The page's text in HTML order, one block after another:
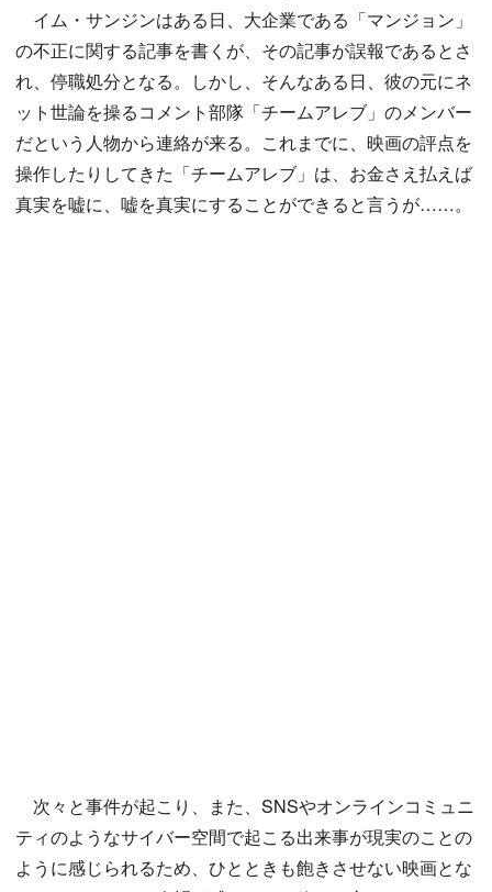
イム・サンジンはある日、大企業である「マンジョン」
の不正に関する記事を書くが、その記事が誤報であるとさ
れ、停職処分となる。しかし、そんなある日、彼の元にネ
ット世論を操るコメント部隊「チームアレブ」のメンバー
だという人物から連絡が来る。これまでに、映画の評点を
操作したりしてきた「チームアレブ」は、お金さえ払えば
真実を嘘に、嘘を真実にすることができると言うが……。
次々と事件が起こり、また、SNSやオンラインコミュニ
ティのようなサイバー空間で起こる出来事が現実のことの
ように感じられるため、ひとときも飽きさせない映画とな